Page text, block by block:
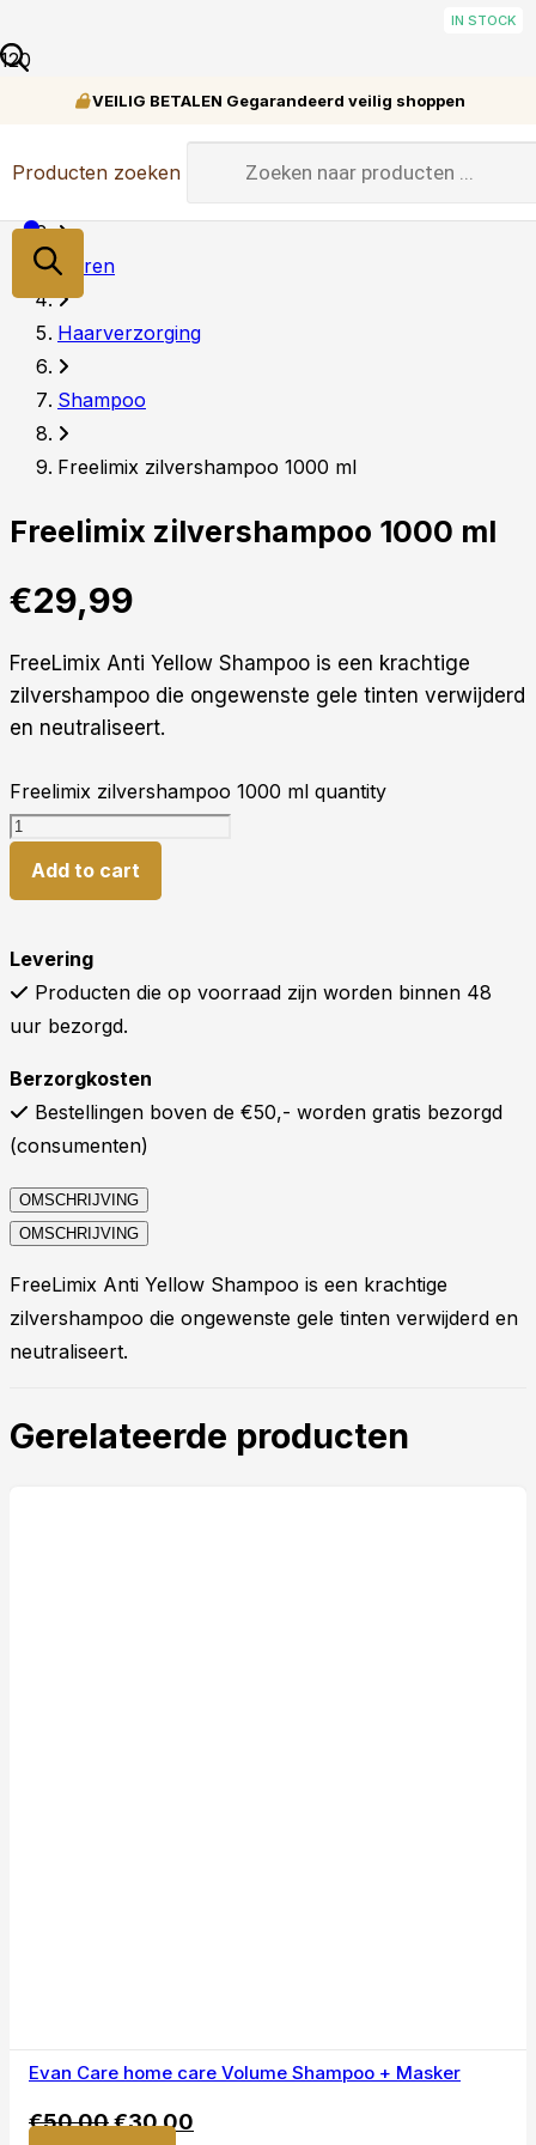
VEILIG BETALEN Gegarandeerd veilig shoppen
Producten zoeken
Heren
Haarverzorging
Shampoo
Freelimix zilvershampoo 1000 ml
Freelimix zilvershampoo 1000 ml
€29,99
FreeLimix Anti Yellow Shampoo is een krachtige
zilvershampoo die ongewenste gele tinten verwijderd
en neutraliseert.
Freelimix zilvershampoo 1000 ml quantity
Add to cart
Levering
Producten die op voorraad zijn worden binnen 48
uur bezorgd.
Berzorgkosten
Bestellingen boven de €50,- worden gratis bezorgd
(consumenten)
OMSCHRIJVING
OMSCHRIJVING
FreeLimix Anti Yellow Shampoo is een krachtige
zilvershampoo die ongewenste gele tinten verwijderd en
neutraliseert.
Gerelateerde producten
IN STOCK
Evan Care home care Volume Shampoo + Masker
€50,00€30,00
IN STOCK
IN STOCK
IN STOCK
IN STOCK
IN STOCK
IN STOCK
IN STOCK
IN STOCK
IN STOCK